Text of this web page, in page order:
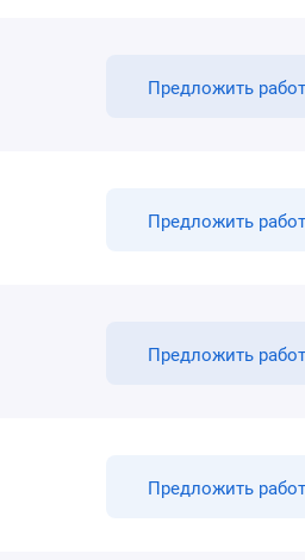
Предложить
Предложить
Предложить
Предложить